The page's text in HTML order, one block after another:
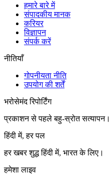
हमारे बारे में
संपादकीय मानक
करियर
विज्ञापन
संपर्क करें
नीतियाँ
गोपनीयता नीति
उपयोग की शर्तें
भरोसेमंद रिपोर्टिंग
प्रकाशन से पहले बहु-स्रोत सत्यापन।
हिंदी में, हर पल
हर खबर शुद्ध हिंदी में, भारत के लिए।
हमेशा लाइव